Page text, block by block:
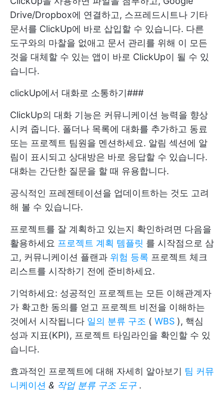
Drive/Dropbox에 연결하고, 스프레드시트나 기타
문서를 ClickUp에 바로 삽입할 수 있습니다. 다른
도구와의 마찰을 없애고 문서 관리를 위해 이 모든
것을 대체할 수 있는 앱이 바로 ClickUp이 될 수 있
습니다.
clickUp에서 대화로 소통하기###
ClickUp의 대화 기능은 커뮤니케이션 능력을 향상
시켜 줍니다. 폴더나 목록에 대화를 추가하고 동료
또는 프로젝트 팀원을 멘션하세요. 알림 섹션에 알
림이 표시되고 상대방은 바로 응답할 수 있습니다.
대화는 간단한 질문을 할 때 유용합니다.
공식적인 프레젠테이션을 업데이트하는 것도 고려
해 볼 수 있습니다.
프로젝트를 잘 계획하고 있는지 확인하려면 다음을
활용하세요 프로젝트 계획 템플릿 를 시작점으로 삼
고, 커뮤니케이션 플랜과 위험 등록 프로젝트 체크
리스트를 시작하기 전에 준비하세요.
기억하세요: 성공적인 프로젝트는 모든 이해관계자
가 확고한 동의를 얻고 프로젝트 비전을 이해하는
것에서 시작됩니다 일의 분류 구조 ( WBS ), 핵심
성과 지표(KPI), 프로젝트 타임라인을 확인할 수 있
습니다.
효과적인 프로젝트에 대해 자세히 알아보기 팀 커뮤
니케이션 & 작업 분류 구조 도구 .